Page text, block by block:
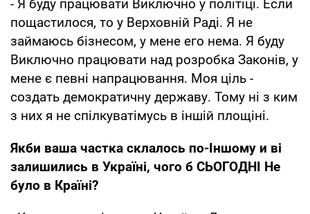
- Я буду працювати Виключно у політіці. Если
пощастилося, то у Верховній Раді. Я не
займаюсь бізнесом, у мене его нема. Я буду
Виключно працювати над розробка Законів, у
мене є певні напрацювання. Моя ціль -
создать демократичну державу. Тому ні з ким
з них я не спілкуватімусь в іншій площіні.
Якби ваша частка склалось по-Іншому и ві
залишились в Україні, чого б СЬОГОДНІ Не
було в Країні?